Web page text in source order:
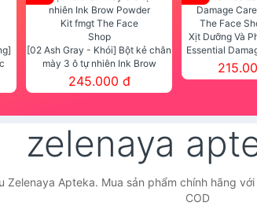
[02 Ash Gray - Khói] Bột kẻ chân
mày 3 ô tự nhiên Ink Brow
Powder Kit fmgt The Face Shop
245.000 đ
Xịt Dưỡng Và
Essential
Mist The Face
zelenaya
Zelenaya Apteka. Mua sản phẩm chính hãng
COD